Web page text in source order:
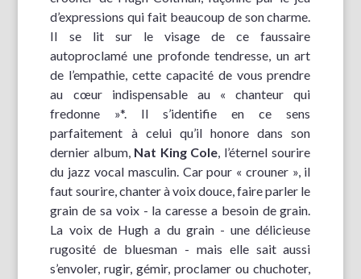
d’expressions qui fait beaucoup de son charme.
Il se lit sur le visage de ce faussaire
autoproclamé une profonde tendresse, un art
de l’empathie, cette capacité de vous prendre
au cœur indispensable au « chanteur qui
fredonne »*. Il s’identifie en ce sens
parfaitement à celui qu’il honore dans son
dernier album, Nat King Cole, l’éternel sourire
du jazz vocal masculin. Car pour « crouner », il
faut sourire, chanter à voix douce, faire parler le
grain de sa voix - la caresse a besoin de grain.
La voix de Hugh a du grain - une délicieuse
rugosité de bluesman - mais elle sait aussi
s’envoler, rugir, gémir, proclamer ou chuchoter,